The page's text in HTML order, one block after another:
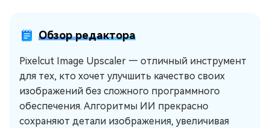
Обзор редактора
Pixelcut Image Upscaler — отличный инструмент
для тех, кто хочет улучшить качество своих
изображений без сложного программного
обеспечения. Алгоритмы ИИ прекрасно
сохраняют детали изображения, увеличивая